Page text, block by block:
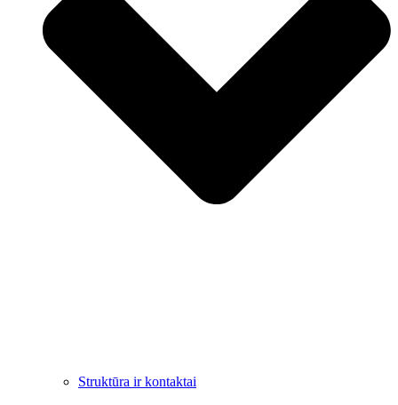
Struktūra ir kontaktai